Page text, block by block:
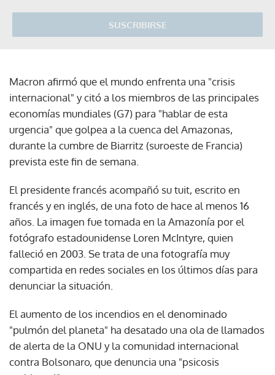
SUSCRIBIRSE
Macron afirmó que el mundo enfrenta una "crisis
internacional" y citó a los miembros de las principales
economías mundiales (G7) para "hablar de esta
urgencia" que golpea a la cuenca del Amazonas,
durante la cumbre de Biarritz (suroeste de Francia)
prevista este fin de semana.
El presidente francés acompañó su tuit, escrito en
francés y en inglés, de una foto de hace al menos 16
años. La imagen fue tomada en la Amazonía por el
fotógrafo estadounidense Loren McIntyre, quien
falleció en 2003. Se trata de una fotografía muy
compartida en redes sociales en los últimos días para
denunciar la situación.
El aumento de los incendios en el denominado
"pulmón del planeta" ha desatado una ola de llamados
de alerta de la ONU y la comunidad internacional
contra Bolsonaro, que denuncia una "psicosis